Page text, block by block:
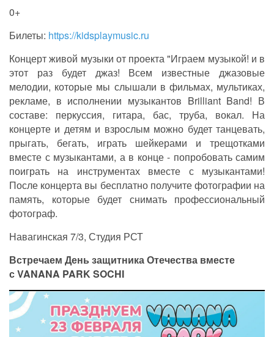
0+
Билеты: https://kidsplaymusic.ru
Концерт живой музыки от проекта "Играем музыкой! и в
этот раз будет джаз! Всем известные джазовые
мелодии, которые мы слышали в фильмах, мультиках,
рекламе, в исполнении музыкантов Brilliant Band! В
составе: перкуссия, гитара, бас, труба, вокал. На
концерте и детям и взрослым можно будет танцевать,
прыгать, бегать, играть шейкерами и трещотками
вместе с музыкантами, а в конце - попробовать самим
поиграть на инструментах вместе с музыкантами!
После концерта вы бесплатно получите фотографии на
память, которые будет снимать профессиональный
фотограф.
Навагинская 7/3, Студия РСТ
Встречаем День защитника Отечества вместе
с VANANA PARK SOCHI